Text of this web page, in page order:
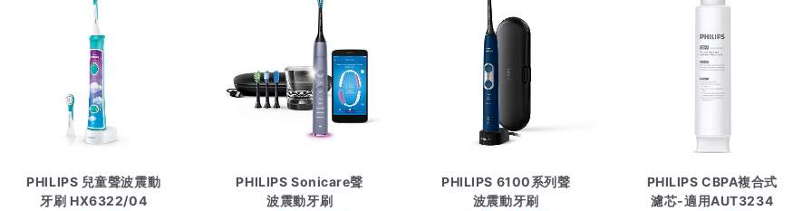
PHILIPS 兒童聲波震動
牙刷 HX6322/04
PHILIPS Sonicare聲
波震動牙刷
PHILIPS 6100系列聲
波震動牙刷
PHILIPS CBPA複合式
濾芯-適用AUT3234